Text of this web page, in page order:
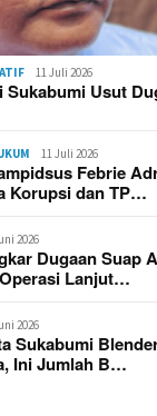
11 Juli 2026
Sukabumi Usut
11 Juli 2026
Febrie
Korupsi dan TP…
2026
Dugaan Suap
Lanjut…
2026
Sukabumi
Ini Jumlah B…